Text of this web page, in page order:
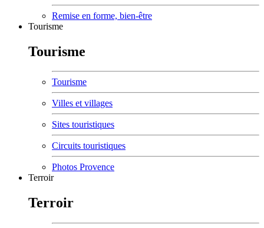
Remise en forme, bien-être
Tourisme
Tourisme
Tourisme
Villes et villages
Sites touristiques
Circuits touristiques
Photos Provence
Terroir
Terroir